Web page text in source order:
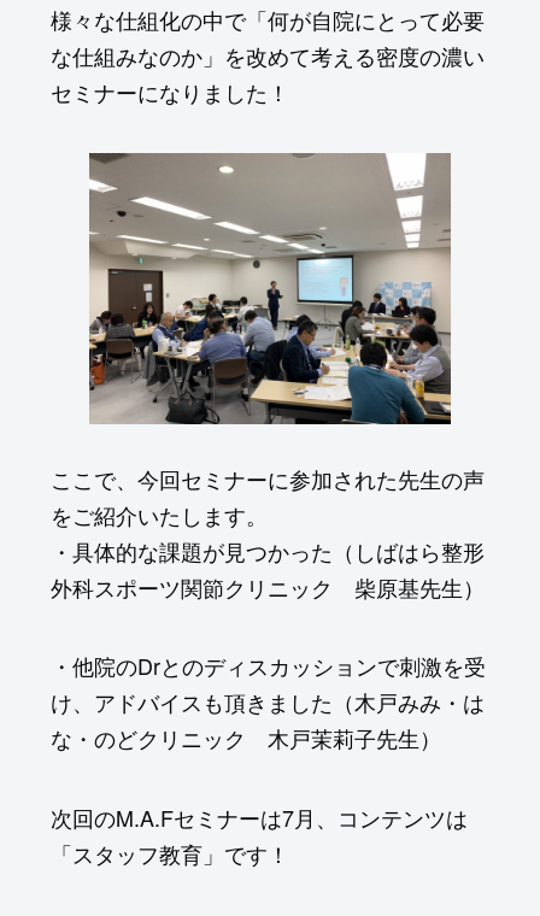
様々な仕組化の中で「何が自院にとって必要
な仕組みなのか」を改めて考える密度の濃い
セミナーになりました！
ここで、今回セミナーに参加された先生の声
をご紹介いたします。
・具体的な課題が見つかった（しばはら整形
外科スポーツ関節クリニック 柴原基先生）
・他院のDrとのディスカッションで刺激を受
け、アドバイスも頂きました（木戸みみ・は
な・のどクリニック 木戸茉莉子先生）
次回のM.A.Fセミナーは7月、コンテンツは
「スタッフ教育」です！